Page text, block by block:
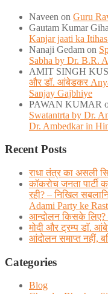
Naveen on Guru
Gautam Kumar
Kanjar jaati ka
Nanaji Gedam on
Sabha by Dr. B.R.
AMIT SINGH
और डॉ. आंबेडकर
Sanjay Gajbhiye
PAWAN KUMAR
Swatantrta by Dr.
Dr. Ambedkar in
Recent Posts
राधा तंत्र का असली
कॉकरोच जनता पार्टी
रही? – निखिल
Adami Party ke
आन्दोलन किसके लिए?
मोदी और ट्रम्प डाॅ.
आंदोलन समाप्त नहीं,
Categories
Blog